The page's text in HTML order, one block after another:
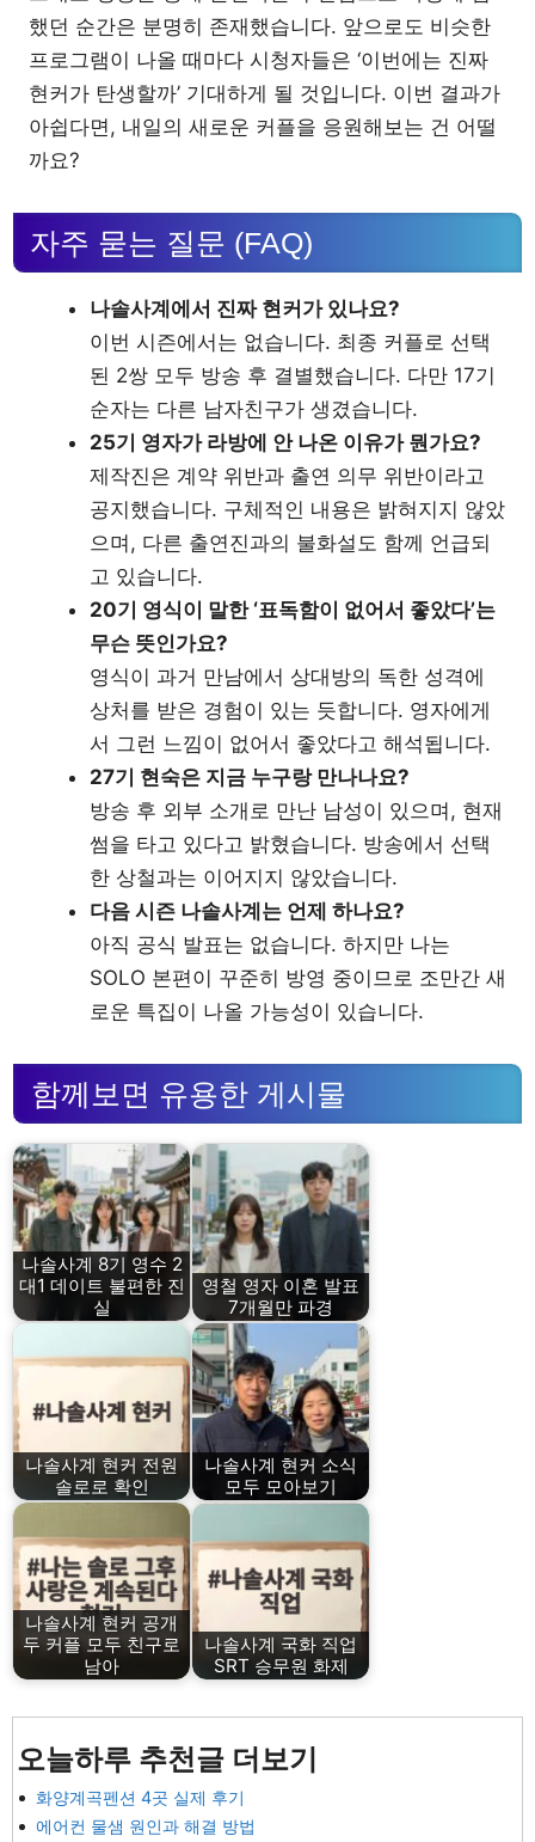
했던 순간은 분명히 존재했습니다. 앞으로도 비슷한
프로그램이 나올 때마다 시청자들은 ‘이번에는 진짜
현커가 탄생할까’ 기대하게 될 것입니다. 이번 결과가
아쉽다면, 내일의 새로운 커플을 응원해보는 건 어떨
까요?
자주 묻는 질문 (FAQ)
나솔사계에서 진짜 현커가 있나요?
이번 시즌에서는 없습니다. 최종 커플로 선택
된 2쌍 모두 방송 후 결별했습니다. 다만 17기
순자는 다른 남자친구가 생겼습니다.
25기 영자가 라방에 안 나온 이유가 뭔가요?
제작진은 계약 위반과 출연 의무 위반이라고
공지했습니다. 구체적인 내용은 밝혀지지 않았
으며, 다른 출연진과의 불화설도 함께 언급되
고 있습니다.
20기 영식이 말한 ‘표독함이 없어서 좋았다’는
무슨 뜻인가요?
영식이 과거 만남에서 상대방의 독한 성격에
상처를 받은 경험이 있는 듯합니다. 영자에게
서 그런 느낌이 없어서 좋았다고 해석됩니다.
27기 현숙은 지금 누구랑 만나나요?
방송 후 외부 소개로 만난 남성이 있으며, 현재
썸을 타고 있다고 밝혔습니다. 방송에서 선택
한 상철과는 이어지지 않았습니다.
다음 시즌 나솔사계는 언제 하나요?
아직 공식 발표는 없습니다. 하지만 나는
SOLO 본편이 꾸준히 방영 중이므로 조만간 새
로운 특집이 나올 가능성이 있습니다.
함께보면 유용한 게시물
나솔사계 8기 영수 2
대1 데이트 불편한 진
실
영철 영자 이혼 발표
7개월만 파경
나솔사계 현커 전원
솔로로 확인
나솔사계 현커 소식
모두 모아보기
나솔사계 현커 공개
두 커플 모두 친구로
남아
나솔사계 국화 직업
SRT 승무원 화제
오늘하루 추천글 더보기
화양계곡펜션 4곳 실제 후기
에어컨 물샘 원인과 해결 방법